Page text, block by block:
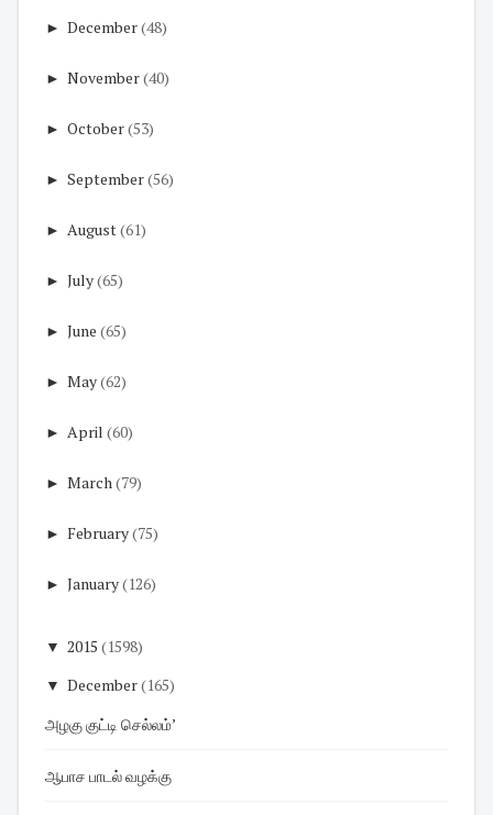
► December(48)
► November(40)
► October(53)
► September(56)
► August(61)
► July(65)
► June (65)
► May(62)
► April (60)
► March(79)
► February(75)
► January(126)
▼ 2015 (1598)
▼ December(165)
அழகு குட்டி செல்லம்’
ஆபாச பாடல் வழக்கு